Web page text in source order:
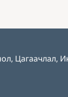
Цагаачлал,